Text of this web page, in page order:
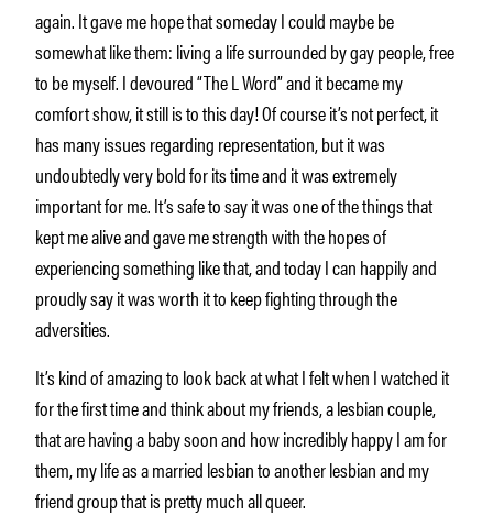
again. It gave me hope that someday I could maybe be
somewhat like them: living a life surrounded by gay people, free
to be myself. I devoured “The L Word” and it became my
comfort show, it still is to this day! Of course it’s not perfect, it
has many issues regarding representation, but it was
undoubtedly very bold for its time and it was extremely
important for me. It’s safe to say it was one of the things that
kept me alive and gave me strength with the hopes of
experiencing something like that, and today I can happily and
proudly say it was worth it to keep fighting through the
adversities.
It’s kind of amazing to look back at what I felt when I watched it
for the first time and think about my friends, a lesbian couple,
that are having a baby soon and how incredibly happy I am for
them, my life as a married lesbian to another lesbian and my
friend group that is pretty much all queer.